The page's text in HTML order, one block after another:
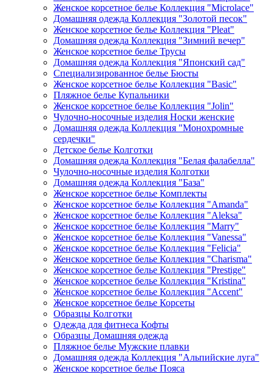
Женское корсетное белье Коллекция "Microlace"
Домашняя одежда Коллекция "Золотой песок"
Женское корсетное белье Коллекция "Pleat"
Домашняя одежда Коллекция "Зимний вечер"
Женское корсетное белье Трусы
Домашняя одежда Коллекция "Японский сад"
Специализированное белье Бюсты
Женское корсетное белье Коллекция "Basic"
Пляжное белье Купальники
Женское корсетное белье Коллекция "Jolin"
Чулочно-носочные изделия Носки женские
Домашняя одежда Коллекция "Монохромные
сердечки"
Детское белье Колготки
Домашняя одежда Коллекция "Белая фалабелла"
Чулочно-носочные изделия Колготки
Домашняя одежда Коллекция "База"
Женское корсетное белье Комплекты
Женское корсетное белье Коллекция "Amanda"
Женское корсетное белье Коллекция "Aleksa"
Женское корсетное белье Коллекция "Marry"
Женское корсетное белье Коллекция "Vanessa"
Женское корсетное белье Коллекция "Felicia"
Женское корсетное белье Коллекция "Charisma"
Женское корсетное белье Коллекция "Prestige"
Женское корсетное белье Коллекция "Kristina"
Женское корсетное белье Коллекция "Accent"
Женское корсетное белье Корсеты
Образцы Колготки
Одежда для фитнеса Кофты
Образцы Домашняя одежда
Пляжное белье Мужские плавки
Домашняя одежда Коллекция "Альпийские луга"
Женское корсетное белье Пояса